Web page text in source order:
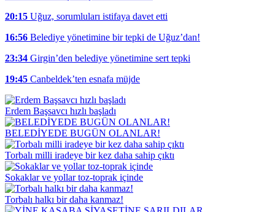
20:15 Uğuz, sorumluları istifaya davet etti
16:56 Belediye yönetimine bir tepki de Uğuz’dan!
23:34 Girgin’den belediye yönetimine sert tepki
19:45 Canbeldek’ten esnafa müjde
Erdem Başsavcı hızlı başladı
BELEDİYEDE BUGÜN OLANLAR!
Torbalı milli iradeye bir kez daha sahip çıktı
Sokaklar ve yollar toz-toprak içinde
Torbalı halkı bir daha kanmaz!